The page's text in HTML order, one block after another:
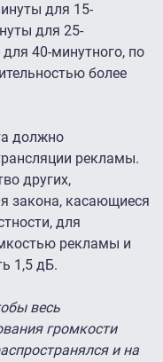
для 15-
для 25-
40-минутного, по
более
должно
рекламы.
других,
закона, касающиеся
для
рекламы и
1,5 дБ.
весь
громкости
и на